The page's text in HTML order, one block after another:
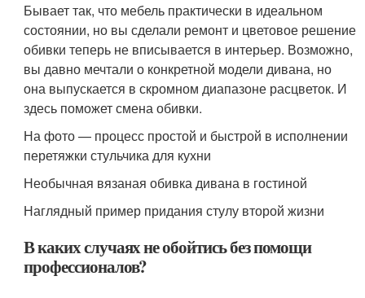
Бывает так, что мебель практически в идеальном
состоянии, но вы сделали ремонт и цветовое решение
обивки теперь не вписывается в интерьер. Возможно,
вы давно мечтали о конкретной модели дивана, но
она выпускается в скромном диапазоне расцветок. И
здесь поможет смена обивки.
На фото — процесс простой и быстрой в исполнении
перетяжки стульчика для кухни
Необычная вязаная обивка дивана в гостиной
Наглядный пример придания стулу второй жизни
В каких случаях не обойтись без помощи
профессионалов?